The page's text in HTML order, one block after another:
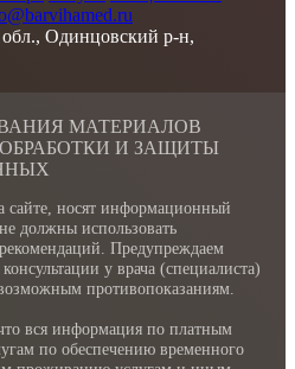
Одинцовский р-н,
МАТЕРИАЛОВ
И ЗАЩИТЫ
носят информационный
должны использовать
Предупреждаем
у врача (специалиста)
противопоказаниям.
вся информация по платным
по обеспечению временного